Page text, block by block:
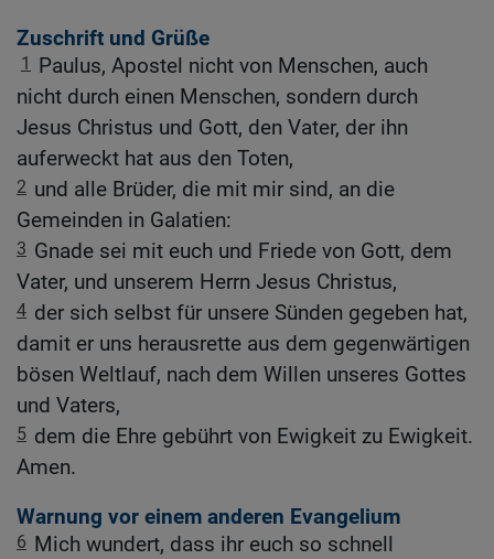
Zuschrift und Grüße
1
Paulus, Apostel nicht von Menschen, auch
nicht durch einen Menschen, sondern durch
Jesus Christus und Gott, den Vater, der ihn
auferweckt hat aus den Toten,
2 und alle Brüder, die mit mir sind, an die
Gemeinden in Galatien:
3 Gnade sei mit euch und Friede von Gott, dem
Vater, und unserem Herrn Jesus Christus,
4 der sich selbst für unsere Sünden gegeben hat,
damit er uns herausrette aus dem gegenwärtigen
bösen Weltlauf, nach dem Willen unseres Gottes
und Vaters,
5 dem die Ehre gebührt von Ewigkeit zu Ewigkeit.
Amen.
Warnung vor einem anderen Evangelium
6 Mich wundert, dass ihr euch so schnell